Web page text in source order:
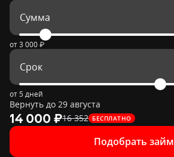
Сумма
от3 000 ₽
Срок
от 5 дней
Вернуть до 29 августа
14 000 ₽16 352 БЕСПЛАТНО
Подобрать займ